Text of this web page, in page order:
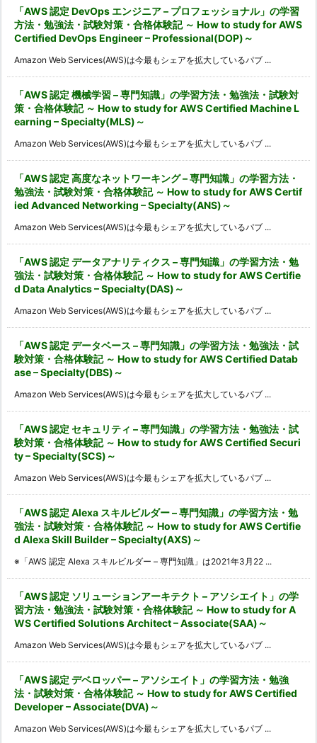
「AWS 認定 DevOps エンジニア – プロフェッショナル」の学習
方法・勉強法・試験対策・合格体験記 ～ How to study for AWS
Certified DevOps Engineer – Professional(DOP)～
Amazon Web Services(AWS)は今最もシェアを拡大しているパブ ...
「AWS 認定 機械学習 – 専門知識」の学習方法・勉強法・試験対
策・合格体験記 ～ How to study for AWS Certified Machine L
earning – Specialty(MLS)～
Amazon Web Services(AWS)は今最もシェアを拡大しているパブ ...
「AWS 認定 高度なネットワーキング – 専門知識」の学習方法・
勉強法・試験対策・合格体験記 ～ How to study for AWS Certif
ied Advanced Networking – Specialty(ANS)～
Amazon Web Services(AWS)は今最もシェアを拡大しているパブ ...
「AWS 認定 データアナリティクス – 専門知識」の学習方法・勉
強法・試験対策・合格体験記 ～ How to study for AWS Certifie
d Data Analytics – Specialty(DAS)～
Amazon Web Services(AWS)は今最もシェアを拡大しているパブ ...
「AWS 認定 データベース – 専門知識」の学習方法・勉強法・試
験対策・合格体験記 ～ How to study for AWS Certified Datab
ase – Specialty(DBS)～
Amazon Web Services(AWS)は今最もシェアを拡大しているパブ ...
「AWS 認定 セキュリティ – 専門知識」の学習方法・勉強法・試
験対策・合格体験記 ～ How to study for AWS Certified Securi
ty – Specialty(SCS)～
Amazon Web Services(AWS)は今最もシェアを拡大しているパブ ...
「AWS 認定 Alexa スキルビルダー – 専門知識」の学習方法・勉
強法・試験対策・合格体験記 ～ How to study for AWS Certifie
d Alexa Skill Builder – Specialty(AXS)～
※「AWS 認定 Alexa スキルビルダー – 専門知識」は2021年3月22 ...
「AWS 認定 ソリューションアーキテクト – アソシエイト」の学
習方法・勉強法・試験対策・合格体験記 ～ How to study for A
WS Certified Solutions Architect – Associate(SAA)～
Amazon Web Services(AWS)は今最もシェアを拡大しているパブ ...
「AWS 認定 デベロッパー – アソシエイト」の学習方法・勉強
法・試験対策・合格体験記 ～ How to study for AWS Certified
Developer – Associate(DVA)～
Amazon Web Services(AWS)は今最もシェアを拡大しているパブ ...